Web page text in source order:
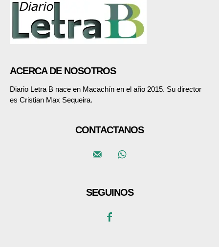
ACERCA DE NOSOTROS
Diario Letra B nace en Macachín en el año 2015. Su director
es Cristian Max Sequeira.
CONTACTANOS
SEGUINOS